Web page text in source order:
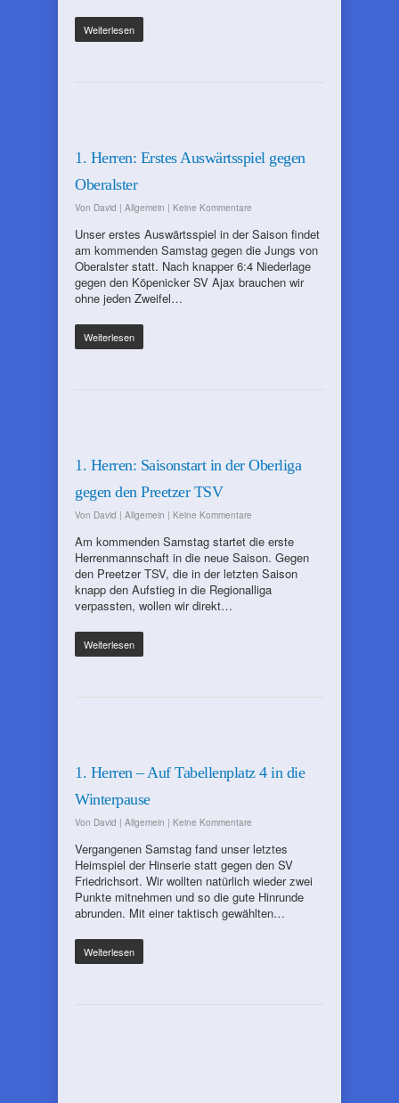
Weiterlesen
1. Herren: Erstes Auswärtsspiel gegen
Oberalster
Von David | Allgemein | Keine Kommentare
Unser erstes Auswärtsspiel in der Saison findet
am kommenden Samstag gegen die Jungs von
Oberalster statt. Nach knapper 6:4 Niederlage
gegen den Köpenicker SV Ajax brauchen wir
ohne jeden Zweifel…
Weiterlesen
1. Herren: Saisonstart in der Oberliga
gegen den Preetzer TSV
Von David | Allgemein | Keine Kommentare
Am kommenden Samstag startet die erste
Herrenmannschaft in die neue Saison. Gegen
den Preetzer TSV, die in der letzten Saison
knapp den Aufstieg in die Regionalliga
verpassten, wollen wir direkt…
Weiterlesen
1. Herren – Auf Tabellenplatz 4 in die
Winterpause
Von David | Allgemein | Keine Kommentare
Vergangenen Samstag fand unser letztes
Heimspiel der Hinserie statt gegen den SV
Friedrichsort. Wir wollten natürlich wieder zwei
Punkte mitnehmen und so die gute Hinrunde
abrunden. Mit einer taktisch gewählten…
Weiterlesen